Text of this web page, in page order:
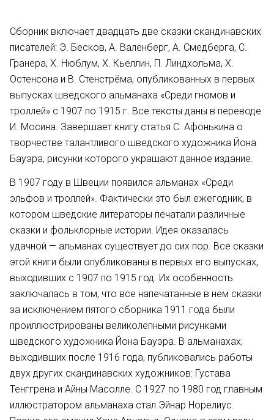
Сборник включает двадцать две сказки скандинавских
писателей: Э. Бесков, А. Валенберг, А. Смедберга, С.
Гранера, Х. Нюблум, Х. Кьеллин, П. Линдхольма, Х.
Остенсона и В. Стенстрёма, опубликованных в первых
выпусках шведского альманаха «Среди гномов и
троллей» с 1907 по 1915 г. Все тексты даны в переводе
И. Мосина. Завершает книгу статья С. Афонькина о
творчестве талантливого шведского художника Йона
Бауэра, рисунки которого украшают данное издание.
В 1907 году в Швеции появился альманах «Среди
эльфов и троллей». Фактически это был ежегодник, в
котором шведские литераторы печатали различные
сказки и фольклорные истории. Идея оказалась
удачной — альманах существует до сих пор. Все сказки
этой книги были опубликованы в первых его выпусках,
выходивших с 1907 по 1915 год. Их особенность
заключалась в том, что все напечатанные в нем сказки
за исключением пятого сборника 1911 года были
проиллюстрированы великолепными рисунками
шведского художника Йона Бауэра. В альманахах,
выходивших после 1916 года, публиковались работы
двух других скандинавских художников: Густава
Тенггрена и Айны Масолле. С 1927 по 1980 год главным
иллюстратором альманаха стал Эйнар Норелиус.